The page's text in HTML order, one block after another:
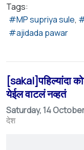
Tags:
MP supriya sule
ajidada pawar
[sakal]पहिल्यांदा
येईल वाटलं नव्हतं
Saturday, 14
देश